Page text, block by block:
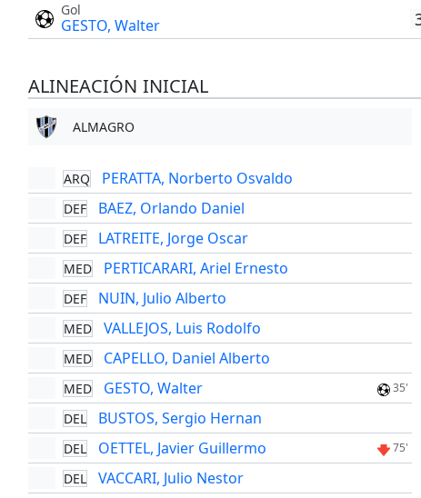
Gol
GESTO, Walter
ALINEACIÓN INICIAL
ALMAGRO
ARQ PERATTA, Norberto Osvaldo
DEF BAEZ, Orlando Daniel
DEF LATREITE, Jorge Oscar
MED PERTICARARI, Ariel Ernesto
DEF NUIN, Julio Alberto
MED VALLEJOS, Luis Rodolfo
MED CAPELLO, Daniel Alberto
MED GESTO, Walter 35'
DEL BUSTOS, Sergio Hernan
DEL OETTEL, Javier Guillermo 75'
DEL VACCARI, Julio Nestor